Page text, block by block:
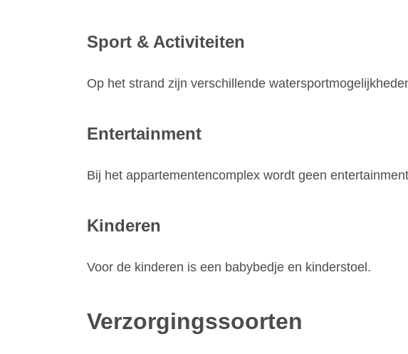
Sport & Activiteiten
Op het strand zijn verschillende
Entertainment
Bij het appartementencomplex wordt geen
Kinderen
Voor de kinderen is een babybedje en kinderstoel.
Verzorgingssoorten